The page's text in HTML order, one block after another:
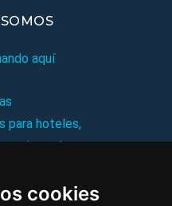
cookies
aquí
para hoteles,
hostales,